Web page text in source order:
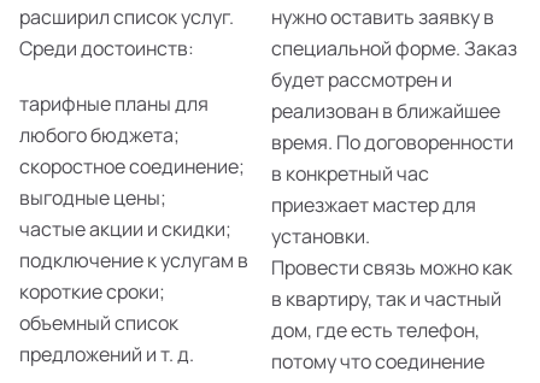
расширил список услуг.
Среди достоинств:
тарифные планы для
любого бюджета;
скоростное соединение;
выгодные цены;
частые акции и скидки;
подключение к услугам в
короткие сроки;
объемный список
предложений и т. д.
нужно оставить заявку в
специальной форме. Заказ
будет рассмотрен и
реализован в ближайшее
время. По договоренности
в конкретный час
приезжает мастер для
установки.
Провести связь можно как
в квартиру, так и частный
дом, где есть телефон,
потому что соединение